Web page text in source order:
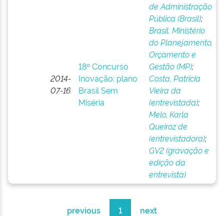
2014-
07-16
18º Concurso
Inovação: plano
Brasil Sem
Miséria
de Administração
Pública (Brasil);
Brasil. Ministério
do Planejamento,
Orçamento e
Gestão (MP);
Costa, Patricia
Vieira da
(entrevistada);
Melo, Karla
Queiroz de
(entrevistadora);
GV2 (gravação e
edição da
entrevista)
previous 1 next